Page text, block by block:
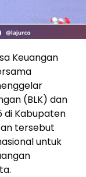
Keuangan
(BLK) dan
di Kabupaten
tersebut
untuk